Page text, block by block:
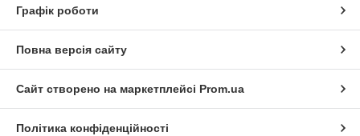
Графік роботи
Повна версія сайту
Сайт створено на маркетплейсі Prom.ua
Політика конфіденційності